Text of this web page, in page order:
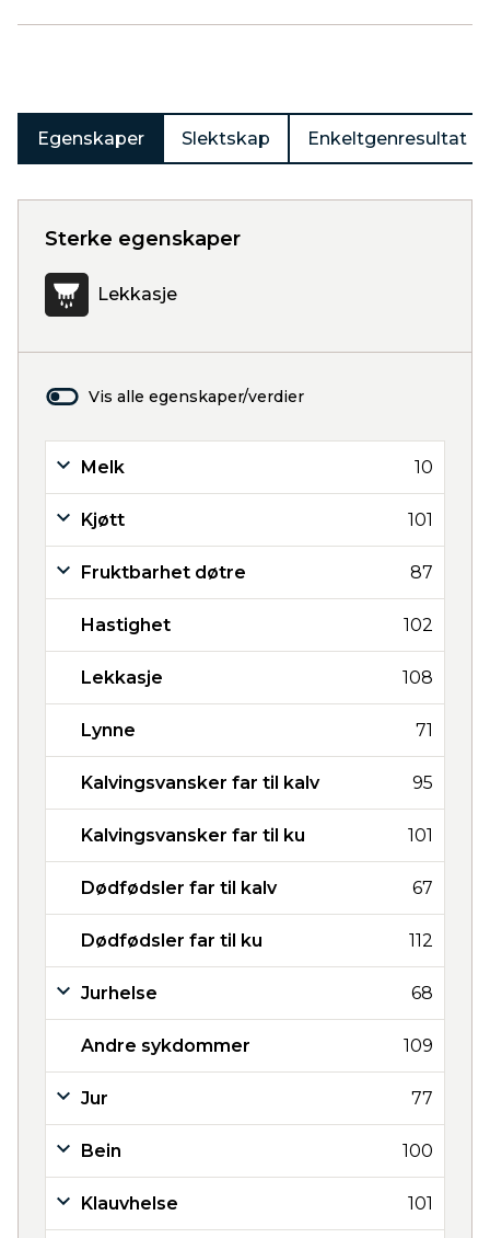
Egenskaper Slektskap Enkeltgenresultat
Sterke egenskaper
Lekkasje
Vis alle egenskaper/verdier
Melk 10
Kjøtt 101
Fruktbarhet døtre 87
Hastighet 102
Lekkasje 108
Lynne 71
Kalvingsvansker far til kalv 95
Kalvingsvansker far til ku 101
Dødfødsler far til kalv 67
Dødfødsler far til ku 112
Jurhelse 68
Andre sykdommer 109
Jur 77
Bein 100
Klauvhelse 101